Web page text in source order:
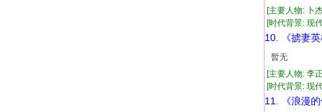
[主要人物: 卜
[时代背景:
10. 《掳妻英
暂无
[主要人物: 李
[时代背景:
11. 《浪漫的